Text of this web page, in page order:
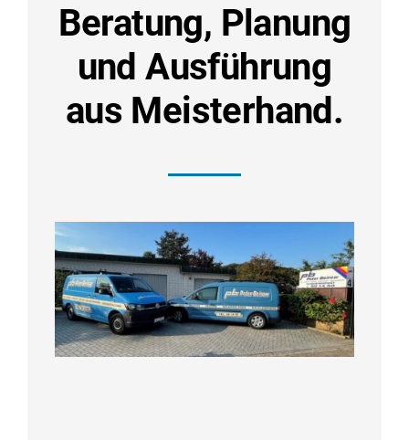
Beratung, Planung
und Ausführung
aus Meisterhand.